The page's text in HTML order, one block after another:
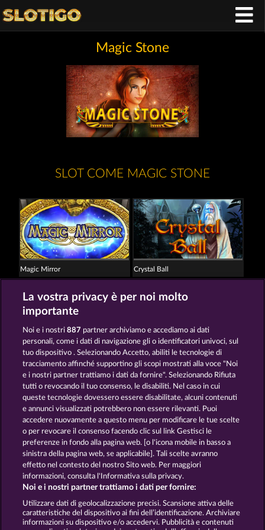
Magic Stone
SLOT COME MAGIC STONE
Magic Mirror Crystal Ball
Creatures of the Night
Termini e condizioni
Informativa sulla privacy Note legali
Società FAQ Programma di affiliazione
Facebook
Invia richiesta di recesso
La vostra privacy è per noi molto
importante
Noi e i nostri887 partner archiviamo e accediamo ai dati
personali, come i dati di navigazione gli o identificatori univoci, sul
tuo dispositivo . Selezionando Accetto, abiliti le tecnologie di
tracciamento affinché supportino gli scopi mostrati alla voce "Noi
e i nostri partner trattiamo i dati da fornire". Selezionando Rifiuta
tutti o revocando il tuo consenso, le disabiliti. Nel caso in cui
queste tecnologie dovessero essere disabilitate, alcuni contenuti
e annunci visualizzati potrebbero non essere rilevanti. Puoi
accedere nuovamente a questo menu per modificare le tue scelte
o per revocare il consenso facendo clic sul link Gestisci le
preferenze in fondo alla pagina web. [o l'icona mobile in basso a
sinistra della pagina web, se applicabile]. Tali scelte avranno
effetto nel contesto del nostro Sito web. Per maggiori
informazioni, consulta l'Informativa sulla privacy.
Noi e i nostri partner trattiamo i dati per fornire:
Utilizzare dati di geolocalizzazione precisi. Scansione attiva delle
caratteristiche del dispositivo ai fini dell’identificazione. Archiviare
informazioni su dispositivo e/o accedervi. Pubblicità e contenuti